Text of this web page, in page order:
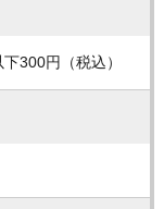
300円（税込）